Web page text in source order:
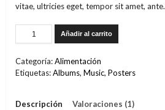
vitae, ultricies eget, tempor sit amet, ante.
Añadir al carrito
Categoría:Alimentación
Etiquetas:Albums, Music, Posters
Descripción Valoraciones (1)